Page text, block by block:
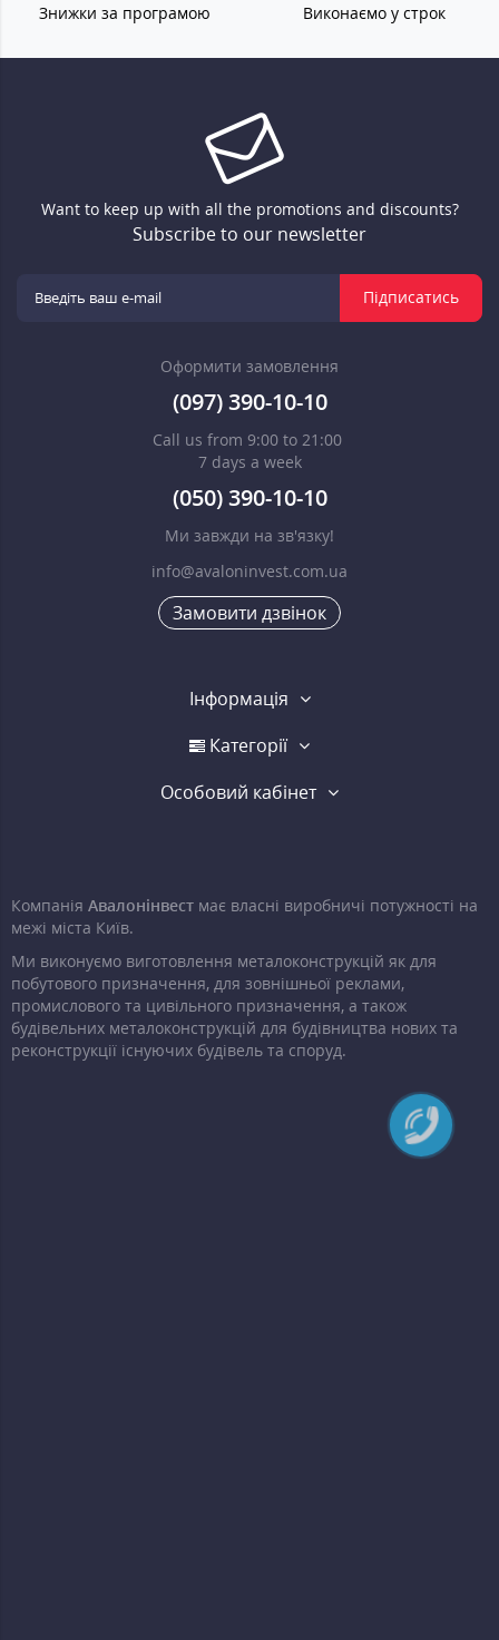
Знижки за програмою Виконаємо у строк
Want to keep up with all the promotions and discounts?
Subscribe to our newsletter
Підписатись
Оформити замовлення
(097) 390-10-10
Call us from 9:00 to 21:00
7 days a week
(050) 390-10-10
Ми завжди на зв'язку!
info@avaloninvest.com.ua
Замовити дзвінок
Інформація
Категорії
Особовий кабінет
Компанія Авалонінвест має власні виробничі потужності на
межі міста Київ.
Ми виконуємо виготовлення металоконструкцій як для
побутового призначення, для зовнішньої реклами,
промислового та цивільного призначення, а також
будівельних металоконструкцій для будівництва нових та
реконструкції існуючих будівель та споруд.